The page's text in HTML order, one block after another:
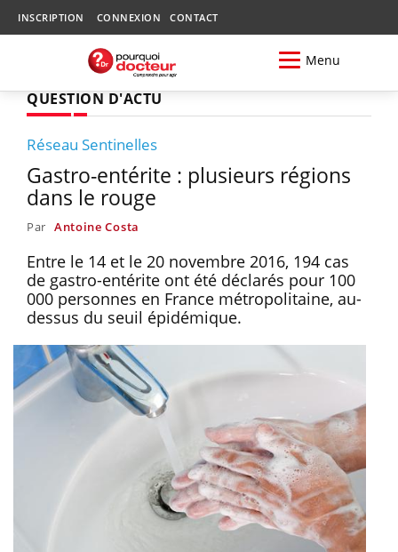
INSCRIPTION CONNEXION CONTACT
Menu
QUESTION D'ACTU
Réseau Sentinelles
Gastro-entérite : plusieurs régions
dans le rouge
Par Antoine Costa
Entre le 14 et le 20 novembre 2016, 194 cas
de gastro-entérite ont été déclarés pour 100
000 personnes en France métropolitaine, au-
dessus du seuil épidémique.